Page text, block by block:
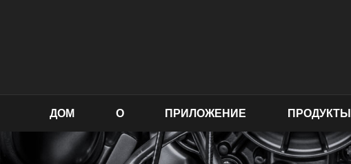
ДОМ О ПРИЛОЖЕНИЕ ПРОДУКТЫ